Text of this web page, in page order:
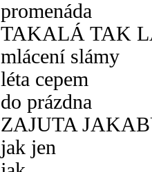
promenáda
TAKALÁ TAK
mlácení slámy
léta cepem
do prázdna
ZAJUTA
jak jen